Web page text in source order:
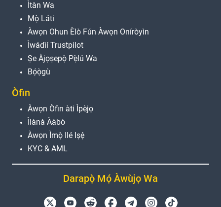
Ìtàn Wa
Mọ̀ Láti
Àwọn Ohun Èlò Fún Àwọn Oníròyìn
Ìwádìí Trustpilot
Ṣe Àjọṣepọ̀ Pẹ̀lú Wa
Bọ́ọ̀gù
Òfin
Àwọn Òfin àti Ìpèjọ
Ìlànà Ààbò
Àwọn Ìmọ̀ Ilé Iṣẹ́
KYC & AML
Darapọ̀ Mọ́ Àwùjọ Wa